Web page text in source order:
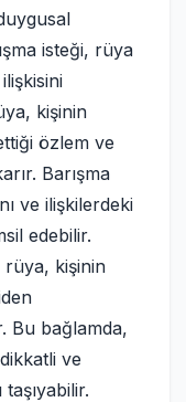
isteği, rüya
kişinin
özlem ve
Barışma
ve ilişkilerdeki
edebilir.
rüya, kişinin
Bu bağlamda,
ve
taşıyabilir.